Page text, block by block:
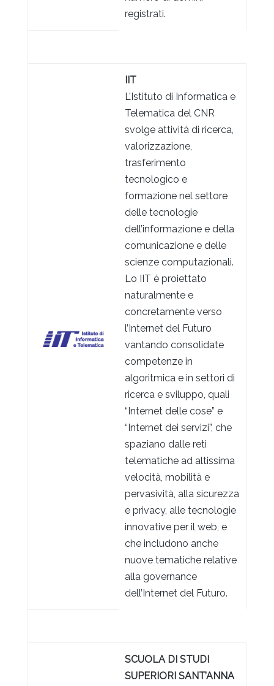
registrati.
IIT
L’Istituto di Informatica e
Telematica del CNR
svolge attività di ricerca,
valorizzazione,
trasferimento
tecnologico e
formazione nel settore
delle tecnologie
dell’informazione e della
comunicazione e delle
scienze computazionali.
Lo IIT è proiettato
naturalmente e
concretamente verso
l’Internet del Futuro
vantando consolidate
competenze in
algoritmica e in settori di
ricerca e sviluppo, quali
“Internet delle cose” e
“Internet dei servizi”, che
spaziano dalle reti
telematiche ad altissima
velocità, mobilità e
pervasività, alla sicurezza
e privacy, alle tecnologie
innovative per il web, e
che includono anche
nuove tematiche relative
alla governance
dell’Internet del Futuro.
SCUOLA DI STUDI
SUPERIORI SANT’ANNA